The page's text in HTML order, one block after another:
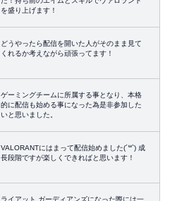
を盛り上げます！
どうやったら配信を開いた人がそのまま見て
くれるか考えながら頑張ってます！
ゲーミングチームに所属する事となり、本格
的に配信も始める事になった為是非参加した
いと思いました。
VALORANTにはまって配信始めました(´꒳`) 成
長段階ですが楽しくできればと思います！
ライアット ガーディアンズになった際には一